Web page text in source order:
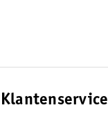
Klantenservice